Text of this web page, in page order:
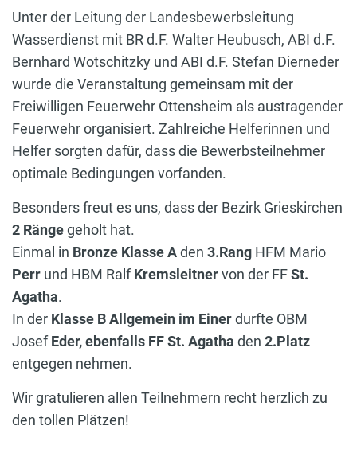
Unter der Leitung der Landesbewerbsleitung
Wasserdienst mit BR d.F. Walter Heubusch, ABI d.F.
Bernhard Wotschitzky und ABI d.F. Stefan Dierneder
wurde die Veranstaltung gemeinsam mit der
Freiwilligen Feuerwehr Ottensheim als austragender
Feuerwehr organisiert. Zahlreiche Helferinnen und
Helfer sorgten dafür, dass die Bewerbsteilnehmer
optimale Bedingungen vorfanden.
Besonders freut es uns, dass der Bezirk Grieskirchen
2 Rängegeholt hat.
Einmal in Bronze Klasse Aden 3.Rang HFM Mario
Perr und HBM RalfKremsleitnervon der FFSt.
Agatha.
In der Klasse B Allgemein im Einerdurfte OBM
JosefEder, ebenfalls FF St. Agatha den 2.Platz
entgegen nehmen.
Wir gratulieren allen Teilnehmern recht herzlich zu
den tollen Plätzen!